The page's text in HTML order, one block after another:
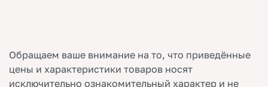
Обращаем ваше внимание на то, что приведённые
цены и характеристики товаров носят
исключительно ознакомительный характер и не